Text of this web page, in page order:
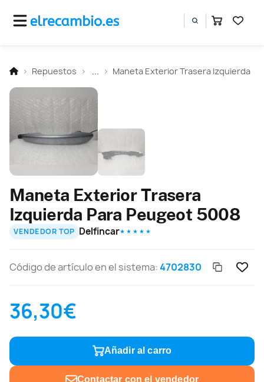
Repuestos Maneta Exterior Trasera Izquierda
Maneta Exterior Trasera
Izquierda Para Peugeot 5008
VENDEDOR TOP Delfincar★ ★ ★ ★ ★
Código de artículo en el sistema:4702830
36,30€
Añadir al carro
Contactar con el vendedor